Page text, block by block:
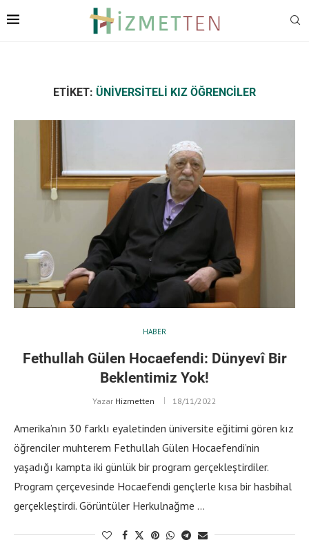
ETIKET: ÜNIVERSITELI KIZ ÖĞRENCILER
HABER
Fethullah Gülen Hocaefendi: Dünyevî Bir
Beklentimiz Yok!
Yazar Hizmetten 18/11/2022
Amerika’nın 30 farklı eyaletinden üniversite eğitimi gören kız
öğrenciler muhterem Fethullah Gülen Hocaefendi’nin
yaşadığı kampta iki günlük bir program gerçekleştirdiler.
Program çerçevesinde Hocaefendi gençlerle kısa bir hasbihal
gerçekleştirdi. Görüntüler Herkulnağme …